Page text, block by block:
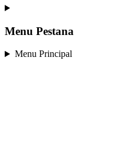
Menu Pestana
Menu Principal